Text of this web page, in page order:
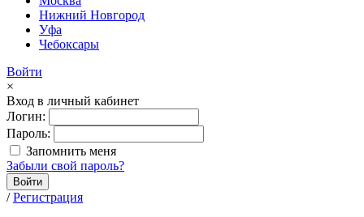
Нижний Новгород
Уфа
Чебоксары
Войти
×
Вход в личный кабинет
Логин:
Пароль:
Запомнить меня
Забыли свой пароль?
Войти
/ Регистрация